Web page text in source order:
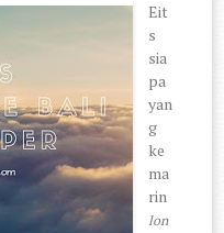
Eit
s
sia
pa
yan
g
ke
ma
rin
lon